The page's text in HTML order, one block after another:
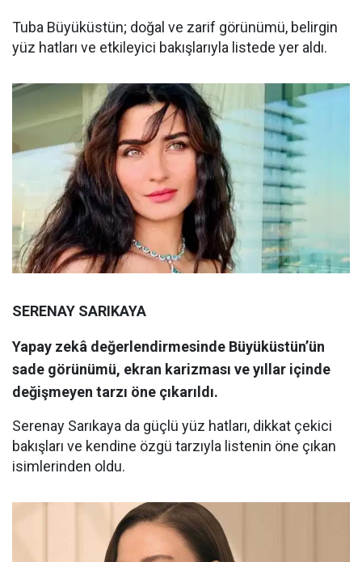
Tuba Büyüküstün; doğal ve zarif görünümü, belirgin
yüz hatları ve etkileyici bakışlarıyla listede yer aldı.
SERENAY SARIKAYA
Yapay zekâ değerlendirmesinde Büyüküstün’ün
sade görünümü, ekran karizması ve yıllar içinde
değişmeyen tarzı öne çıkarıldı.
Serenay Sarıkaya da güçlü yüz hatları, dikkat çekici
bakışları ve kendine özgü tarzıyla listenin öne çıkan
isimlerinden oldu.